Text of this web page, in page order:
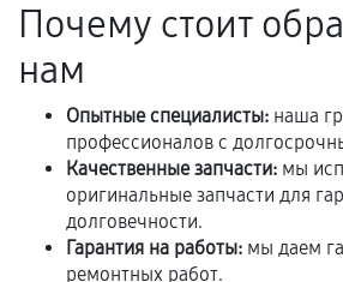
Установка была выполнена
остается на стороне
продавца. За качество сторонних
сервисный центр ответственности
Почему стоит
нам
Опытные специалисты: наша
профессионалов с
Качественные запчасти: мы
оригинальные запчасти для
долговечности.
Гарантия на работы: мы даем
ремонтных работ.